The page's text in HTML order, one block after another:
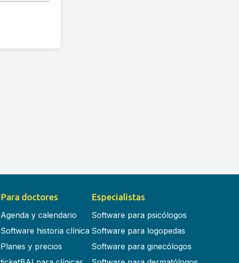
Para doctores
Agenda y calendario
Software historia clínica
Planes y precios
Especialistas
Software para psicólogos
Software para logopedas
Software para ginecólogos